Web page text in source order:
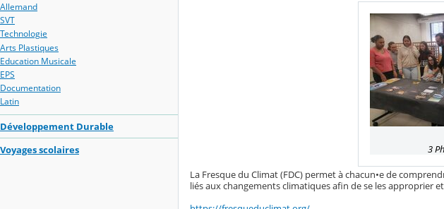
Allemand
SVT
Technologie
Arts Plastiques
Education Musicale
EPS
Documentation
Latin
Développement Durable
Voyages scolaires
3
La Fresque du Climat (FDC) permet à chacun•e de
liés aux changements climatiques afin de se les approprier et